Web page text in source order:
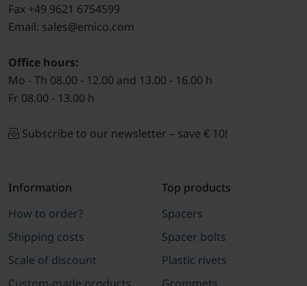
Fax +49 9621 6754599
Email: sales@emico.com
Office hours:
Mo - Th 08.00 - 12.00 and 13.00 - 16.00 h
Fr 08.00 - 13.00 h
Subscribe to our newsletter – save € 10!
Information
How to order?
Shipping costs
Scale of discount
Top products
Spacers
Spacer bolts
Plastic rivets